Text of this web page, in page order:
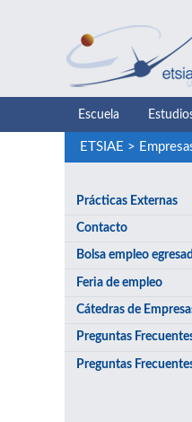
Escuela
ETSIAE >
Prácticas Externas
Contacto
Bolsa empleo
Feria de empleo
Cátedras de
Preguntas
Preguntas